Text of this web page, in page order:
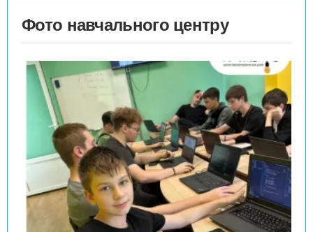
Фото навчального центру